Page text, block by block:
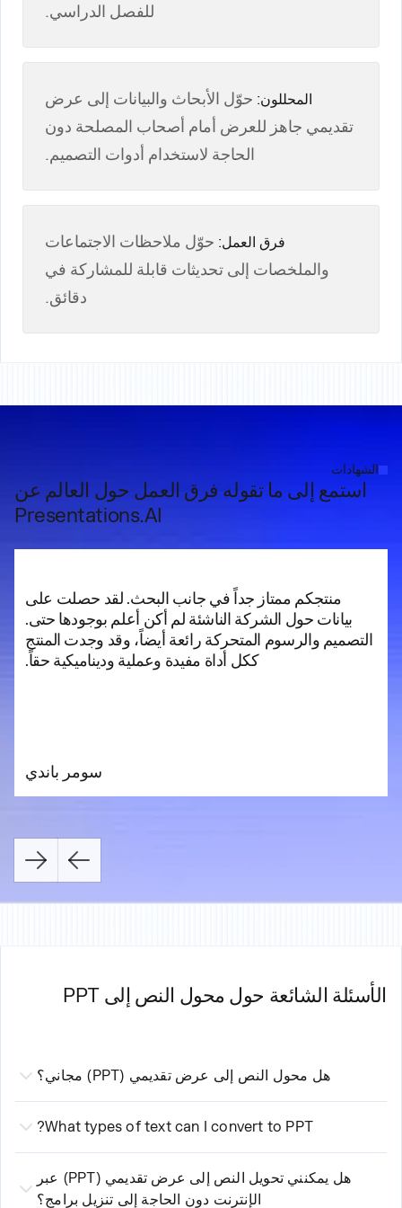
للفصل الدراسي.
المحللون: حوّل الأبحاث والبيانات إلى عرض
تقديمي جاهز للعرض أمام أصحاب المصلحة دون
الحاجة لاستخدام أدوات التصميم.
فرق العمل: حوّل ملاحظات الاجتماعات
والملخصات إلى تحديثات قابلة للمشاركة في
دقائق.
الشهادات
استمع إلى ما تقوله فرق العمل حول العالم عن
Presentations.AI
منتجكم ممتاز جداً في جانب البحث. لقد حصلت على
بيانات حول الشركة الناشئة لم أكن أعلم بوجودها حتى.
التصميم والرسوم المتحركة رائعة أيضاً، وقد وجدت المنتج
ككل أداة مفيدة وعملية وديناميكية حقاً.
سومر باندي
الأسئلة الشائعة حول محول النص إلى PPT
هل محول النص إلى عرض تقديمي (PPT) مجاني؟
نعم. يمكنك لصق النص الخاص بك وإنشاء عرض تقديمي كامل
مجانًا، مع 200 رصيد ذكاء اصطناعي للبدء ودون الحاجة إلى
التسجيل للتجربة. توفر الخطط المدفوعة تحويلات غير محدودة،
وميزات للفرق، وأدوات متقدمة للتحكم في العلامة التجارية.
What types of text can I convert to PPT?
Our text to PPT converter works with any text format:
plain text, formatted documents, bullet lists, meeting
notes, article drafts, or mixed content. From a quick
هل يمكنني تحويل النص إلى عرض تقديمي (PPT) عبر
الإنترنت دون الحاجة إلى تنزيل برامج؟